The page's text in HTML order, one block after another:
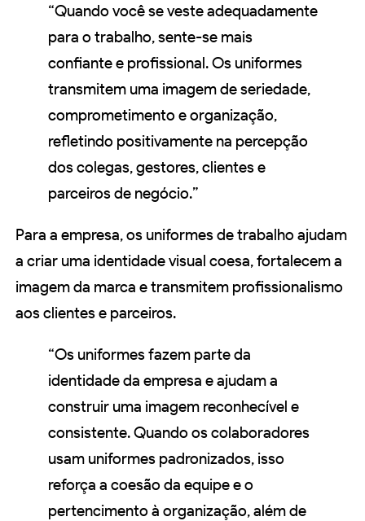
“Quando você se veste adequadamente
para o trabalho, sente-se mais
confiante e profissional. Os uniformes
transmitem uma imagem de seriedade,
comprometimento e organização,
refletindo positivamente na percepção
dos colegas, gestores, clientes e
parceiros de negócio.”
Para a empresa, os uniformes de trabalho ajudam
a criar uma identidade visual coesa, fortalecem a
imagem da marca e transmitem profissionalismo
aos clientes e parceiros.
“Os uniformes fazem parte da
identidade da empresa e ajudam a
construir uma imagem reconhecível e
consistente. Quando os colaboradores
usam uniformes padronizados, isso
reforça a coesão da equipe e o
pertencimento à organização, além de